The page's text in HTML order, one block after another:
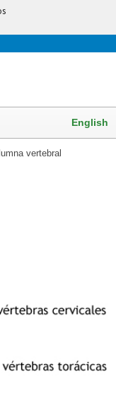
English
vertebral